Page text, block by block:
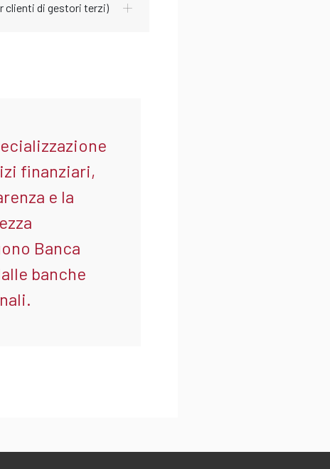
clienti di gestori terzi)
finanziari,
e la
Banca
banche